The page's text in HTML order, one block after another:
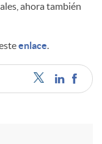
ahora también
enlace.